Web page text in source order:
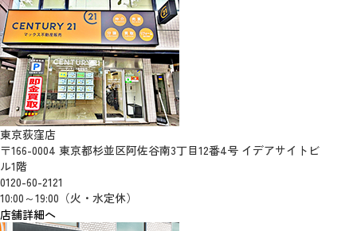
東京荻窪店
〒166-0004 東京都杉並区阿佐谷南3丁目12番4号 イデアサイトビ
ル1階
0120-60-2121
10:00～19:00（火・水定休）
店舗詳細へ